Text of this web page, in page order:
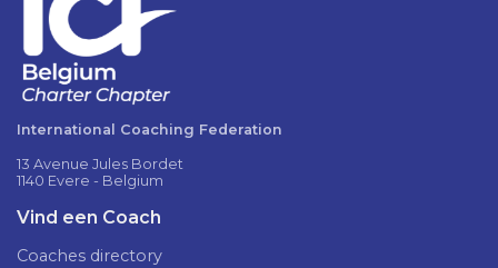
International Coaching Federation
13 Avenue Jules Bordet
1140 Evere - Belgium
Vind een Coach
Coaches directory